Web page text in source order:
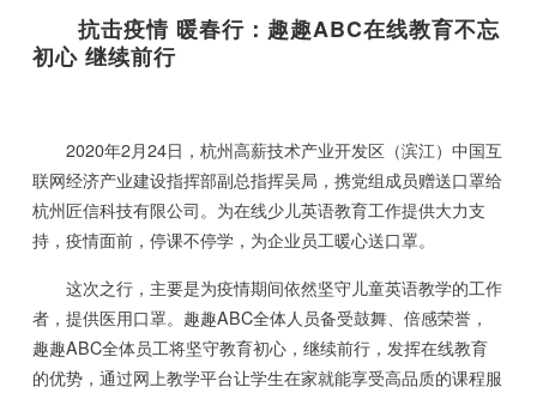
抗击疫情 暖春行：趣趣ABC在线教育不忘
初心 继续前行
2020年2月24日，杭州高薪技术产业开发区（滨江）中国互
联网经济产业建设指挥部副总指挥吴局，携党组成员赠送口罩给
杭州匠信科技有限公司。为在线少儿英语教育工作提供大力支
持，疫情面前，停课不停学，为企业员工暖心送口罩。
这次之行，主要是为疫情期间依然坚守儿童英语教学的工作
者，提供医用口罩。趣趣ABC全体人员备受鼓舞、倍感荣誉，
趣趣ABC全体员工将坚守教育初心，继续前行，发挥在线教育
的优势，通过网上教学平台让学生在家就能享受高品质的课程服